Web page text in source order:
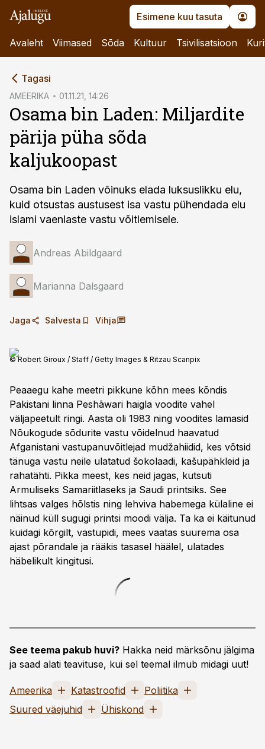
Esimene kuu tasuta
Avaleht Viimased Sõda Kultuur Tsivilisatsioon
Tagasi
AMEERIKA 01.11.21, 14:26
Osama bin Laden: Miljardite
pärija püha sõda
kaljukoopast
Osama bin Laden võinuks elada luksuslikku elu,
kuid otsustas austusest isa vastu pühendada elu
islami vaenlaste vastu võitlemisele.
Andreas Abildgaard
Marianna Dalsgaard
Jaga Salvesta Vihja
© Robert Giroux / Staff / Getty Images & Ritzau Scanpix
Peaaegu kahe meetri pikkune kõhn mees kõndis
Pakistani linna Peshāwari haigla voodite vahel
väljapeetult ringi. Aasta oli 1983 ning voodites lamasid
Nõukogude sõdurite vastu võidelnud haavatud
Afganistani vastupanuvõitlejad mudžahiidid, kes võtsid
tänuga vastu neile ulatatud šokolaadi, kašu­pähkleid ja
rahatähti. Pikka meest, kes neid jagas, kutsuti
Armuliseks Samariitlaseks ja Saudi printsiks. See
lihtsas valges hõlstis ning lehviva habemega külaline ei
näinud küll sugugi printsi moodi välja. Ta ka ei käitunud
kuidagi kõrgilt, vastupidi, mees vaatas suurema osa
ajast põrandale ja rääkis tasasel häälel, ulatades
häbelikult kingitusi.
See teema pakub huvi? Hakka neid märksõnu jälgima
ja saad alati teavituse, kui sel teemal ilmub midagi uut!
Ameerika Katastroofid
Poliitika
Suured väejuhid
Ühiskond